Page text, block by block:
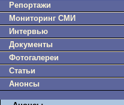
Репортажи
Мониторинг СМИ
Интервью
Документы
Фотогалереи
Статьи
Анонсы